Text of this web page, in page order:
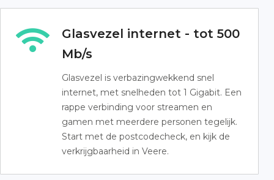
Glasvezel internet - tot 500
Mb/s
Glasvezel is verbazingwekkend snel
internet, met snelheden tot 1 Gigabit. Een
rappe verbinding voor streamen en
gamen met meerdere personen tegelijk.
Start met de postcodecheck, en kijk de
verkrijgbaarheid in Veere.